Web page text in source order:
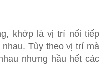
khớp là vị trí nối tiếp
Tùy theo vị trí mà
nhưng hầu hết các